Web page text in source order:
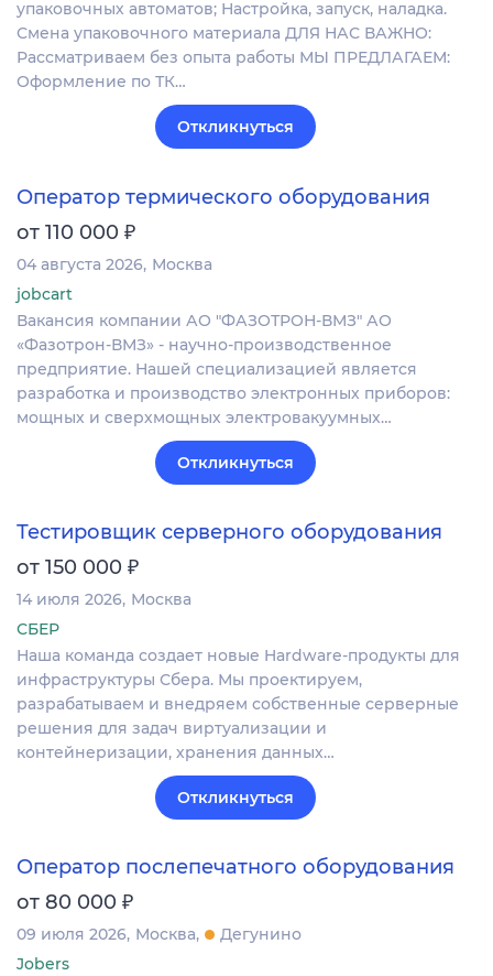
упаковочных автоматов; Настройка, запуск, наладка.
Смена упаковочного материала ДЛЯ НАС ВАЖНО:
Рассматриваем без опыта работы МЫ ПРЕДЛАГАЕМ:
Оформление по ТК…
Откликнуться
Оператор термического оборудования
от 110 000 ₽
04 августа 2026 Москва
jobcart
Вакансия компании АО "ФАЗОТРОН-ВМЗ" АО
«Фазотрон-ВМЗ» - научно-производственное
предприятие. Нашей специализацией является
разработка и производство электронных приборов:
мощных и сверхмощных электровакуумных…
Откликнуться
Тестировщик серверного оборудования
от 150 000 ₽
14 июля 2026 Москва
СБЕР
Наша команда создает новые Hardware-продукты для
инфраструктуры Сбера. Мы проектируем,
разрабатываем и внедряем собственные серверные
решения для задач виртуализации и
контейнеризации, хранения данных…
Откликнуться
Оператор послепечатного оборудования
от 80 000 ₽
09 июля 2026 Москва
Дегунино
Jobers